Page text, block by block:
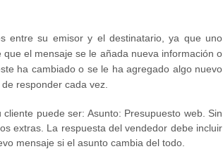
entre su emisor y el destinatario, ya que uno
el mensaje se le añada nueva información o
ha cambiado o se le ha agregado algo nuevo
responder cada vez.
puede ser: Asunto: Presupuesto web. Sin
extras. La respuesta del vendedor debe incluir
mensaje si el asunto cambia del todo.